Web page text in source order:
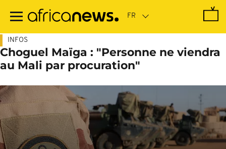
contenu
INFOS
Choguel Maïga : "Personne ne viendra
au Mali par procuration"